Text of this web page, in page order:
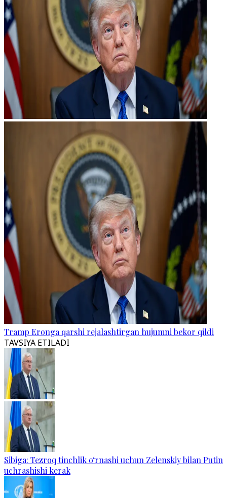
Tramp Eronga qarshi rejalashtirgan hujumni bekor qildi
TAVSIYA ETILADI
Sibiga: Tezroq tinchlik o‘rnashi uchun Zelenskiy bilan Putin
uchrashishi kerak